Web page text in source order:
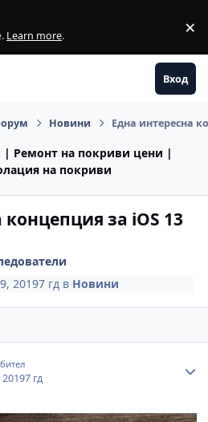
Learn more. ×
Вход
Новини Една интересна
| Ремонт на покриви цени |
на покриви
за iOS 13
20197 гд в Новини
7 гд